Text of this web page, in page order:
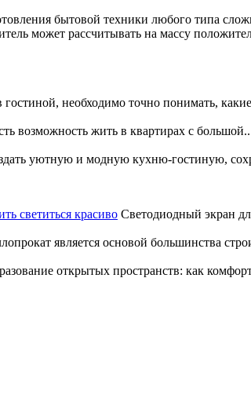
бытовой техники любого типа
может рассчитывать на массу
необходимо точно понимать,
возможность жить в квартирах с
уютную и модную кухню-гостиную,
светиться красиво Светодиодный экран
является основой большинства
открытых пространств: как